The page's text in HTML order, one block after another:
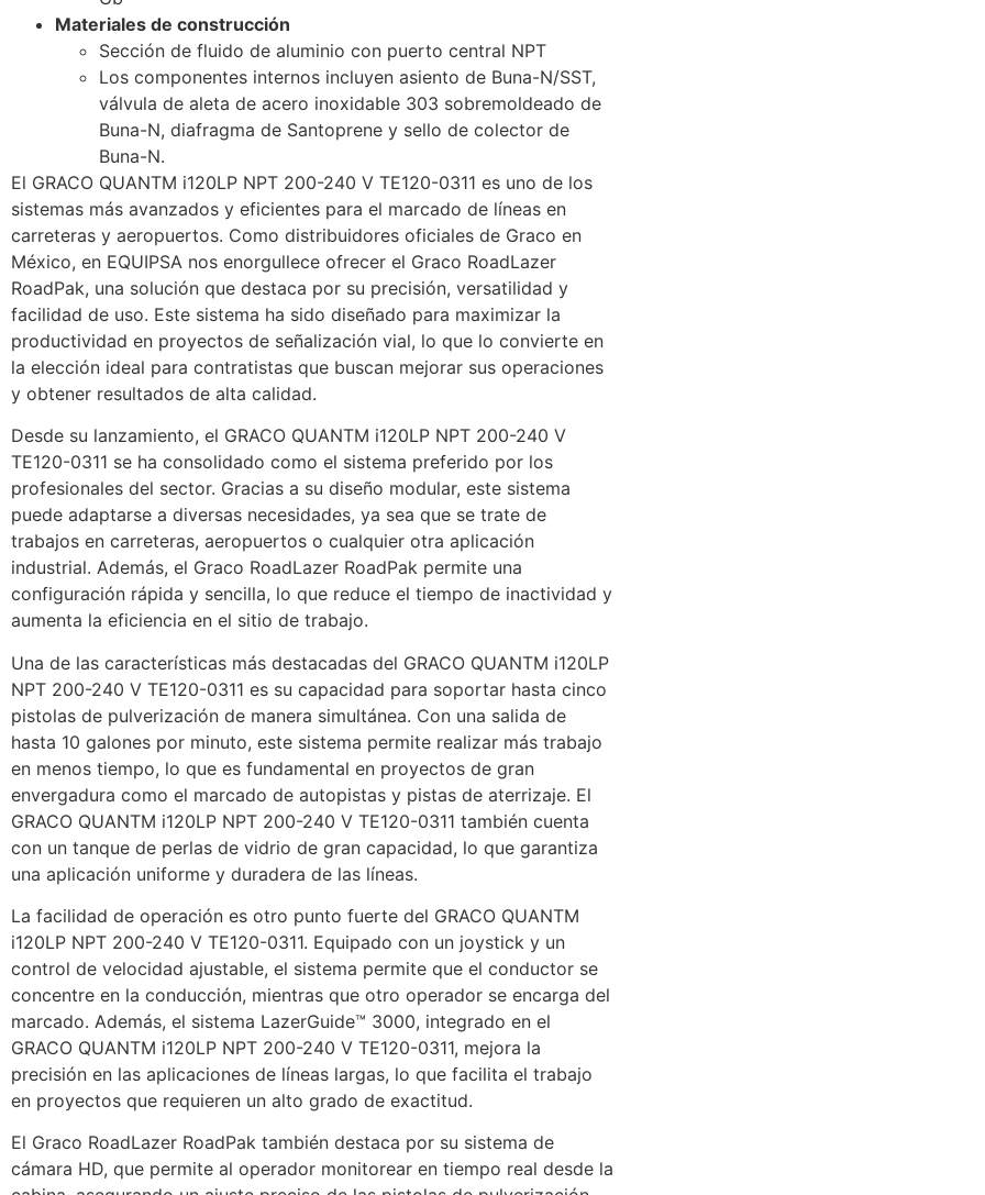
Materiales de construcción
Sección de fluido de aluminio con puerto central NPT
Los componentes internos incluyen asiento de Buna-N/SST,
válvula de aleta de acero inoxidable 303 sobremoldeado de
Buna-N, diafragma de Santoprene y sello de colector de
Buna-N.
El GRACO QUANTM i120LP NPT 200-240 V TE120-0311 es uno de los
sistemas más avanzados y eficientes para el marcado de líneas en
carreteras y aeropuertos. Como distribuidores oficiales de Graco en
México, en EQUIPSA nos enorgullece ofrecer el Graco RoadLazer
RoadPak, una solución que destaca por su precisión, versatilidad y
facilidad de uso. Este sistema ha sido diseñado para maximizar la
productividad en proyectos de señalización vial, lo que lo convierte en
la elección ideal para contratistas que buscan mejorar sus operaciones
y obtener resultados de alta calidad.
Desde su lanzamiento, el GRACO QUANTM i120LP NPT 200-240 V
TE120-0311 se ha consolidado como el sistema preferido por los
profesionales del sector. Gracias a su diseño modular, este sistema
puede adaptarse a diversas necesidades, ya sea que se trate de
trabajos en carreteras, aeropuertos o cualquier otra aplicación
industrial. Además, el Graco RoadLazer RoadPak permite una
configuración rápida y sencilla, lo que reduce el tiempo de inactividad y
aumenta la eficiencia en el sitio de trabajo.
Una de las características más destacadas del GRACO QUANTM i120LP
NPT 200-240 V TE120-0311 es su capacidad para soportar hasta cinco
pistolas de pulverización de manera simultánea. Con una salida de
hasta 10 galones por minuto, este sistema permite realizar más trabajo
en menos tiempo, lo que es fundamental en proyectos de gran
envergadura como el marcado de autopistas y pistas de aterrizaje. El
GRACO QUANTM i120LP NPT 200-240 V TE120-0311 también cuenta
con un tanque de perlas de vidrio de gran capacidad, lo que garantiza
una aplicación uniforme y duradera de las líneas.
La facilidad de operación es otro punto fuerte del GRACO QUANTM
i120LP NPT 200-240 V TE120-0311. Equipado con un joystick y un
control de velocidad ajustable, el sistema permite que el conductor se
concentre en la conducción, mientras que otro operador se encarga del
marcado. Además, el sistema LazerGuide™ 3000, integrado en el
GRACO QUANTM i120LP NPT 200-240 V TE120-0311, mejora la
precisión en las aplicaciones de líneas largas, lo que facilita el trabajo
en proyectos que requieren un alto grado de exactitud.
El Graco RoadLazer RoadPak también destaca por su sistema de
cámara HD, que permite al operador monitorear en tiempo real desde la